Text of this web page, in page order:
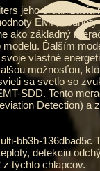
jeho
EMF,
ako základný
Ďalším
vlastné
možnosťou,
sa svetlo so
SDD. Tento
Detection)
bb3b-136dbad5c
detekciu
týchto chlapcov.